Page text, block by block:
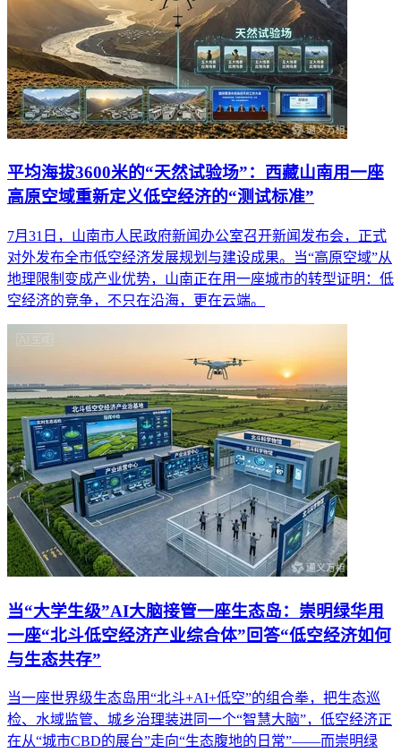
平均海拔3600米的“天然试验场”：西藏山南用一座
高原空域重新定义低空经济的“测试标准”
7月31日，山南市人民政府新闻办公室召开新闻发布会，正式
对外发布全市低空经济发展规划与建设成果。当“高原空域”从
地理限制变成产业优势，山南正在用一座城市的转型证明：低
空经济的竞争，不只在沿海，更在云端。
当“大学生级”AI大脑接管一座生态岛：崇明绿华用
一座“北斗低空经济产业综合体”回答“低空经济如何
与生态共存”
当一座世界级生态岛用“北斗+AI+低空”的组合拳，把生态巡
检、水域监管、城乡治理装进同一个“智慧大脑”，低空经济正
在从“城市CBD的展台”走向“生态腹地的日常”——而崇明绿